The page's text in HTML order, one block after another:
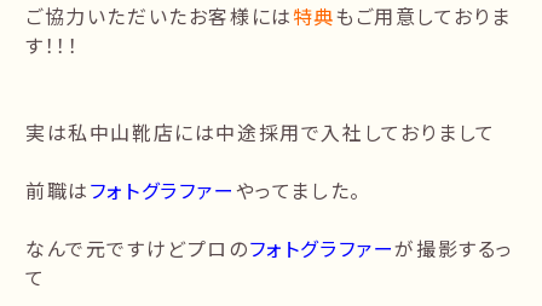
ご協力いただいたお客様には特典もご用意しておりま
す！！！
実は私中山靴店には中途採用で入社しておりまして
前職はフォトグラファーやってました。
なんで元ですけどプロのフォトグラファーが撮影するっ
て